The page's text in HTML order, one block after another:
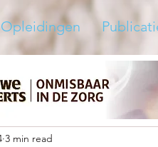
Opleidingen
3 min read